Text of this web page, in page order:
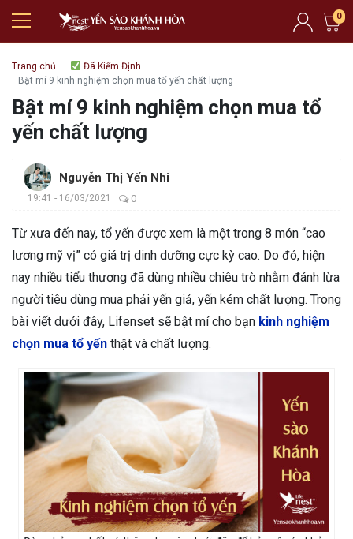
0
Trang chủ
Đã Kiểm Định
Bật mí 9 kinh nghiệm chọn mua tổ yến chất lượng
Bật mí 9 kinh nghiệm chọn mua tổ
yến chất lượng
Nguyễn Thị Yến Nhi
19:41 - 16/03/2021 0
Từ xưa đến nay, tổ yến được xem là một trong 8 món “cao
lương mỹ vị” có giá trị dinh dưỡng cực kỳ cao. Do đó, hiện
nay nhiều tiểu thương đã dùng nhiều chiêu trò nhằm đánh lừa
người tiêu dùng mua phải yến giả, yến kém chất lượng. Trong
bài viết dưới đây, Lifenset sẽ bật mí cho bạn kinh nghiệm
chọn mua tổ yến thật và chất lượng.